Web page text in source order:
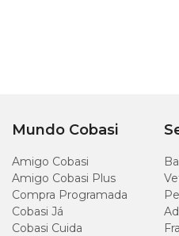
Mundo Cobasi
Amigo Cobasi
Amigo Cobasi Plus
Compra Programada
Cobasi Já
Cobasi Cuida